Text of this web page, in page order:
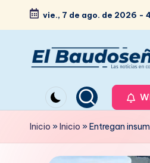
Saltar
contenido
vie., 7 de ago. de 2026 -
e
ri
noticias
en
contexto
Inicio »Inicio »Entregan